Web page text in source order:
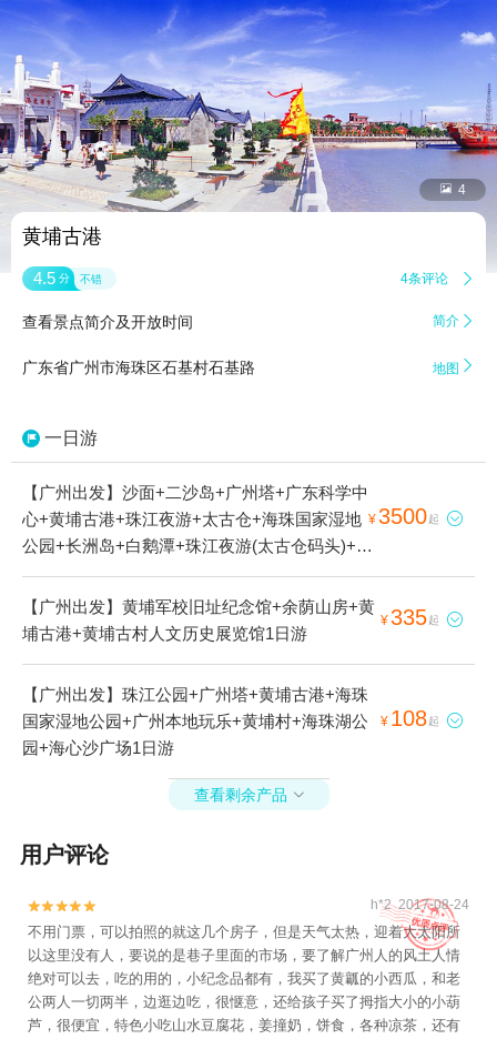
 4
黄埔古港
4.5 分 不错 4条评论 
查看景点简介及开放时间 简介 
广东省广州市海珠区石基村石基路 地图 
一日游
【广州出发】沙面+二沙岛+广州塔+广东科学中
心+黄埔古港+珠江夜游+太古仓+海珠国家湿地
公园+长洲岛+白鹅潭+珠江夜游(太古仓码头)+星
海音乐厅·交响乐演奏大厅+珠江夜游(白鹅潭艺
术中心码头)+海珠桥+广州大桥+海心桥1日游
¥3500起 
【广州出发】黄埔军校旧址纪念馆+余荫山房+黄
埔古港+黄埔古村人文历史展览馆1日游
¥335起 
【广州出发】珠江公园+广州塔+黄埔古港+海珠
国家湿地公园+广州本地玩乐+黄埔村+海珠湖公
园+海心沙广场1日游
¥ 108起 
查看剩余产品 
用户评论

 h*2 2017-08-24
不用门票，可以拍照的就这几个房子，但是天气太热，迎着大太阳所
以这里没有人，要说的是巷子里面的市场，要了解广州人的风土人情
绝对可以去，吃的用的，小纪念品都有，我买了黄瓤的小西瓜，和老
公两人一切两半，边逛边吃，很惬意，还给孩子买了拇指大小的小葫
芦，很便宜，特色小吃山水豆腐花，姜撞奶，饼食，各种凉茶，还有
